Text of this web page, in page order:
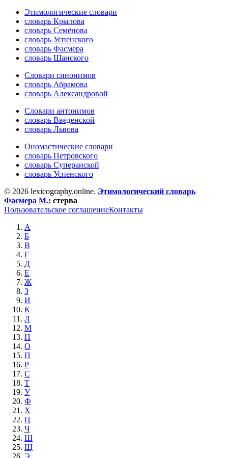
Этимологические словари
словарь Крылова
словарь Семёнова
словарь Успенского
словарь Фасмера
словарь Шанского
Словари синонимов
словарь Абрамова
словарь Александровой
Словари антонимов
словарь Введенской
словарь Львова
Ономастические словари
словарь Петровского
словарь Суперанской
словарь Успенского
© 2026 lexicography.online. Этимологический словарь
Фасмера М.: стерва
Пользовательское соглашениеКонтакты
А
Б
В
Г
Д
Е
Ж
З
И
К
Л
М
Н
О
П
Р
С
Т
У
Ф
Х
Ц
Ч
Ш
Щ